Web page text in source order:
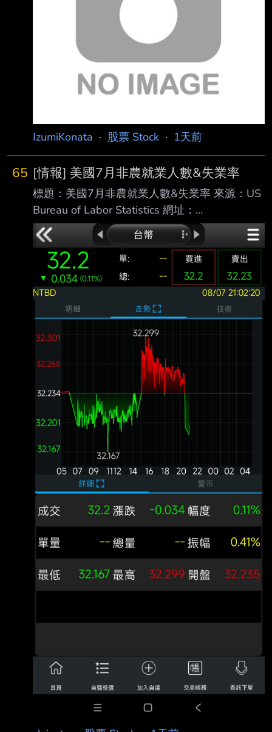
全投入股市，沒想到全 買在高點，其中最慘的
就是國巨（2327）。由於國巨近來從高點1200
多元，一路狂跌，讓不 少買到高點的投資人叫
苦，然分析師斷言，現在該檔跌到500元，還不
會是最底。 針對近期台股盤勢
IzumiKonata · 股票 Stock · 1天前
65 [情報] 美國7月非農就業人數&失業率
標題：美國7月非農就業人數&失業率 來源：US
Bureau of Labor Statistics 網址：
https://www.bls.gov/ 內文： 美國7月非農就業
人口 前值修正為2.0萬（原公布5.7萬） 預期8.0
萬 公佈為-2.3萬 美國7月失業率 前值 4.2% 預
期 4.2% 公佈 4.1% 越爛越噴，升息機會降低，
台指期夜盤先向上一根？ ----- Sent from JPTT
on my iPhone --